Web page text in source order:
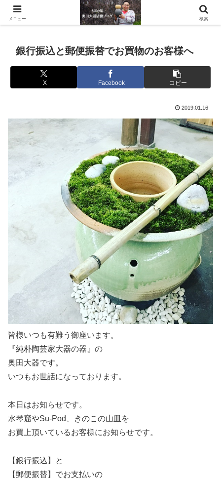
滋賀県の信楽で水琴窟や水鉢などの陶器を作っています。
銀行振込と郵便振替でお買物のお客様へ
X Facebook コピー
2019.01.16
皆様いつも有難う御座います。
『純朴陶芸家大器の器』の
奥田大器です。
いつもお世話になっております。
本日はお知らせです。
水琴窟やSu-Pod、きのこの山皿を
お買上頂いているお客様にお知らせです。
【銀行振込】と
【郵便振替】でお支払いの
メニュー 検索